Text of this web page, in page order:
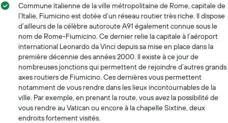
Commune italienne de la ville métropolitaine de Rome, capitale de
l’Italie, Fiumicino est dotée d’un réseau routier très riche. Il dispose
d’ailleurs de la célèbre autoroute A91 également connue sous le
nom de Rome-Fiumicino. Ce dernier relie la capitale à l’aéroport
international Leonardo da Vinci depuis sa mise en place dans la
première décennie des années 2000. Il existe à ce jour de
nombreuses jonctions qui permettent de rejoindre d’autres grands
axes routiers de Fiumicino. Ces dernières vous permettent
notamment de vous rendre dans les lieux incontournables de la
ville. Par exemple, en prenant la route, vous avez la possibilité de
vous rendre au Vatican ou encore à la chapelle Sixtine, deux
endroits fortement visités.